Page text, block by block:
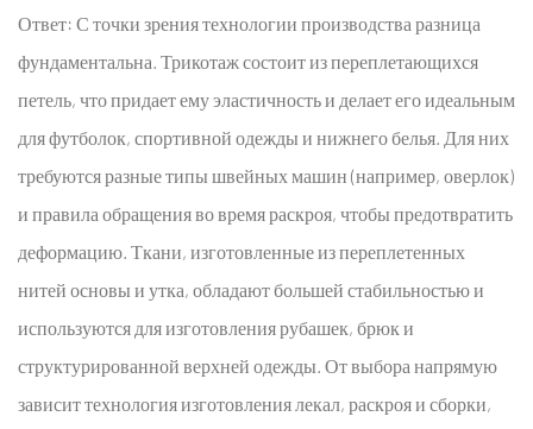
Ответ: С точки зрения технологии производства разница
фундаментальна. Трикотаж состоит из переплетающихся
петель, что придает ему эластичность и делает его идеальным
для футболок, спортивной одежды и нижнего белья. Для них
требуются разные типы швейных машин (например, оверлок)
и правила обращения во время раскроя, чтобы предотвратить
деформацию. Ткани, изготовленные из переплетенных
нитей основы и утка, обладают большей стабильностью и
используются для изготовления рубашек, брюк и
структурированной верхней одежды. От выбора напрямую
зависит технология изготовления лекал, раскроя и сборки,